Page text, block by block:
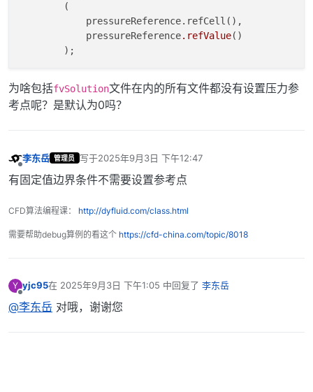
        (
            pressureReference.refCell(),
            pressureReference
.refValue()
为啥包括fvSolution文件在内的所有文件都没有设置压力参
考点呢？是默认为0吗？
李东岳 管理员 写于2025年9月3日 下午12:47
最后由 编辑
有固定值边界条件不需要设置参考点
CFD算法编程课： http://dyfluid.com/class.html
需要帮助debug算例的看这个 https://cfd-china.com/topic/8018
Y yjc95在 2025年9月3日 下午1:05 中回复了 李东岳
最后由 编辑
@李东岳 对哦，谢谢您